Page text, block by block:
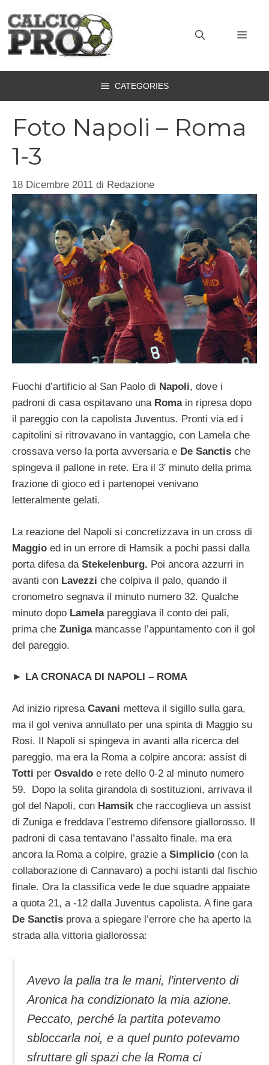
contenuto
CATEGORIES
Foto Napoli – Roma
1-3
18 Dicembre 2011 di Redazione
Fuochi d’artificio al San Paolo di Napoli, dove i
padroni di casa ospitavano una Romain ripresa dopo
il pareggio con la capolista Juventus. Pronti via ed i
capitolini si ritrovavano in vantaggio, con Lamela che
crossava verso la porta avversaria e De Sanctis che
spingeva il pallone in rete. Era il 3′ minuto della prima
frazione di gioco ed i partenopei venivano
letteralmente gelati.
La reazione del Napoli si concretizzava in un cross di
Maggio ed in un errore di Hamsik a pochi passi dalla
porta difesa da Stekelenburg. Poi ancora azzurri in
avanti con Lavezzi che colpiva il palo, quando il
cronometro segnava il minuto numero 32. Qualche
minuto dopo Lamelapareggiava il conto dei pali,
prima che Zunigamancasse l’appuntamento con il gol
del pareggio.
► LA CRONACA DI NAPOLI – ROMA
Ad inizio ripresaCavani metteva il sigillo sulla gara,
ma il gol veniva annullato per una spinta di Maggio su
Rosi. Il Napoli si spingeva in avanti alla ricerca del
pareggio, ma era la Roma a colpire ancora: assist di
Totti per Osvaldo e rete dello 0-2 al minuto numero
59. Dopo la solita girandola di sostituzioni, arrivava il
gol del Napoli, con Hamsikche raccoglieva un assist
di Zuniga e freddava l’estremo difensore giallorosso. Il
padroni di casa tentavano l’assalto finale, ma era
ancora la Roma a colpire, grazie a Simplicio (con la
collaborazione di Cannavaro) a pochi istanti dal fischio
finale. Ora la classifica vede le due squadre appaiate
a quota 21, a -12 dalla Juventus capolista. A fine gara
De Sanctis prova a spiegare l’errore che ha aperto la
strada alla vittoria giallorossa:
Avevo la palla tra le mani, l’intervento di
Aronica ha condizionato la mia azione.
Peccato, perché la partita potevamo
sbloccarla noi, e a quel punto potevamo
sfruttare gli spazi che la Roma ci